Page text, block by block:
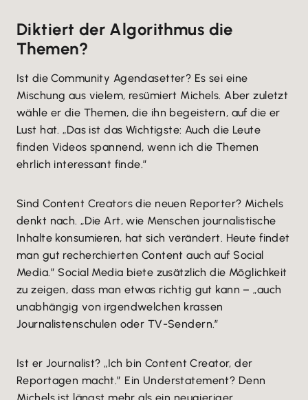
Diktiert der Algorithmus die
Themen?
Ist die Community Agendasetter? Es sei eine
Mischung aus vielem, resümiert Michels. Aber zuletzt
wähle er die Themen, die ihn begeistern, auf die er
Lust hat. „Das ist das Wichtigste: Auch die Leute
finden Videos spannend, wenn ich die Themen
ehrlich interessant finde.”
Sind Content Creators die neuen Reporter? Michels
denkt nach. „Die Art, wie Menschen journalistische
Inhalte konsumieren, hat sich verändert. Heute findet
man gut recherchierten Content auch auf Social
Media.” Social Media biete zusätzlich die Möglichkeit
zu zeigen, dass man etwas richtig gut kann – „auch
unabhängig von irgendwelchen krassen
Journalistenschulen oder TV-Sendern.”
Ist er Journalist? „Ich bin Content Creator, der
Reportagen macht.” Ein Understatement? Denn